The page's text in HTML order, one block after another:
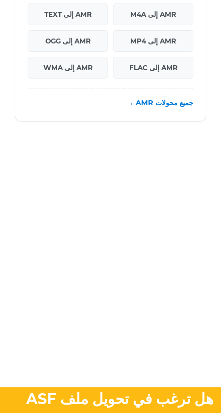
AMR إلى M4A AMR إلى TEXT
AMR إلى MP4 AMR إلى OGG
AMR إلى FLAC AMR إلى WMA
جميع محولات AMR →
هل ترغب في تحويل ملف ASF